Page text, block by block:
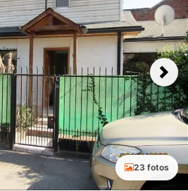
Next
23 fotos